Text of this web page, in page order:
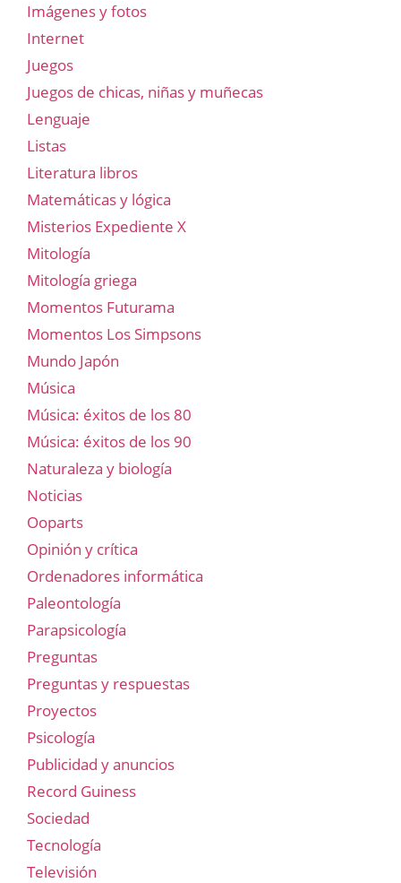
Imágenes y fotos
Internet
Juegos
Juegos de chicas, niñas y muñecas
Lenguaje
Listas
Literatura libros
Matemáticas y lógica
Misterios Expediente X
Mitología
Mitología griega
Momentos Futurama
Momentos Los Simpsons
Mundo Japón
Música
Música: éxitos de los 80
Música: éxitos de los 90
Naturaleza y biología
Noticias
Ooparts
Opinión y crítica
Ordenadores informática
Paleontología
Parapsicología
Preguntas
Preguntas y respuestas
Proyectos
Psicología
Publicidad y anuncios
Record Guiness
Sociedad
Tecnología
Televisión